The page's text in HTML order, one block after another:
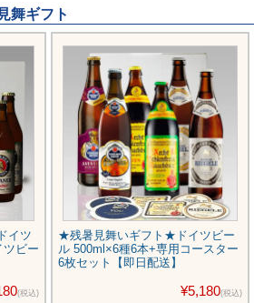
舞ギフト
イツ
ツビー
(税込)
★残暑見舞いギフト★ドイツビー
ル 500ml×6種6本+専用コースター
6枚セット【即日配送】
¥5,180(税込)